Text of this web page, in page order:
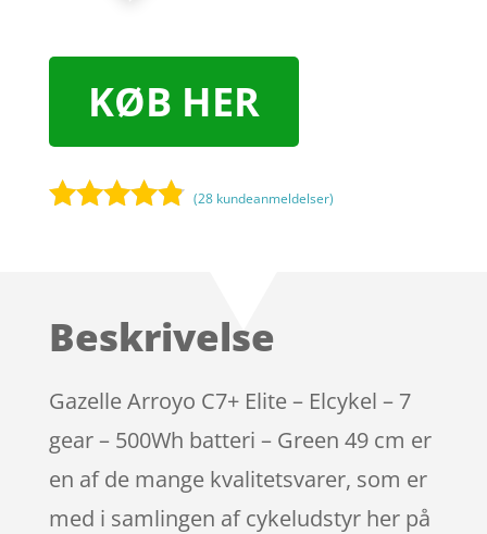
KØB HER
kundebedø
(28 kundeanmeldelser)
Beskrivelse
Gazelle Arroyo C7+ Elite – Elcykel – 7
gear – 500Wh batteri – Green 49 cm er
en af de mange kvalitetsvarer, som er
med i samlingen af cykeludstyr her på